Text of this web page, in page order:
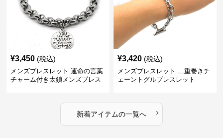
¥3,450 (税込)
メンズブレスレット 運命の言葉
チャーム付き太鎖メンズブレス
¥3,420 (税込)
メンズブレスレット 二重巻きチ
ェーントグルブレスレット
新着アイテムの一覧へ ›